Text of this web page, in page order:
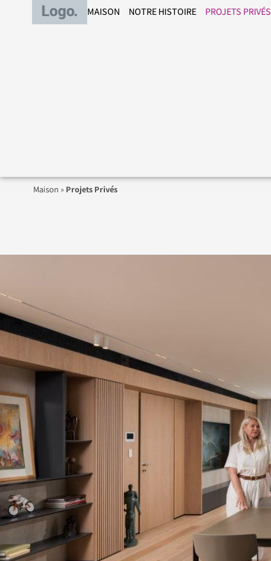
MAISON NOTRE HISTOIRE PROJETS PRIVÉS
Maison » Projets Privés